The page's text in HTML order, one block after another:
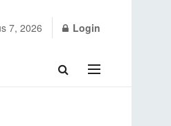
7, 2026 Login